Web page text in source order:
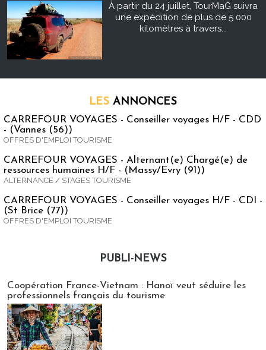
À partir du 24 juillet, TourMaG suivra
une expédition de plus de 5 000
kilomètres à travers...
LES ANNONCES
CARREFOUR VOYAGES - Conseiller voyages H/F - CDD
- (Vannes (56))
OFFRES D'EMPLOI TOURISME
CARREFOUR VOYAGES - Alternant(e) Chargé(e) de
ressources humaines H/F - (Massy/Evry (91))
ALTERNANCE / STAGES TOURISME
CARREFOUR VOYAGES - Conseiller voyages H/F - CDI -
(St Brice (77))
OFFRES D'EMPLOI TOURISME
PUBLI-NEWS
Coopération France-Vietnam : Hanoï veut séduire les
professionnels français du tourisme